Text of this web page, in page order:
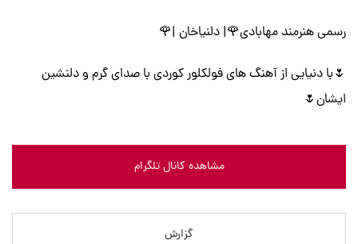
رسمی هنرمند مهابادی🌹| دلنیاخان |🌹
🌷با دنیایی از آهنگ های فولکلور کوردی با صدای گرم و دلنشین
ایشان🌷
مشاهده کانال تلگرام
گزارش